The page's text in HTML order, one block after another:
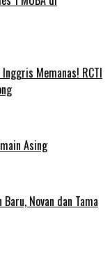
Inggris Memanas! RCTI
Asing
Novan dan Tama